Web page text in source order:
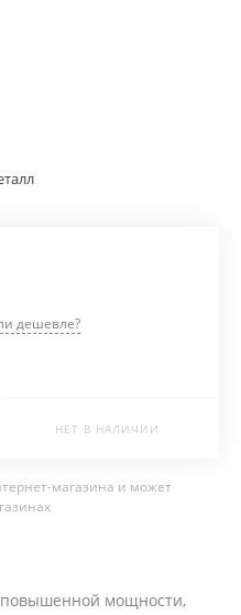
дешевле?
НЕТ В НАЛИЧИИ
магазина и может
мощности,